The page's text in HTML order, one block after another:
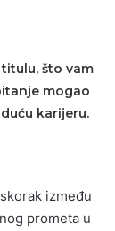
što vam
mogao
karijeru.
između
prometa u